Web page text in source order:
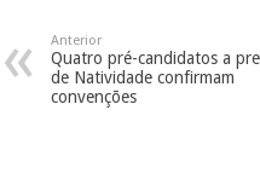
Anterior
Quatro pré-candidatos a
de Natividade confirmam
convenções